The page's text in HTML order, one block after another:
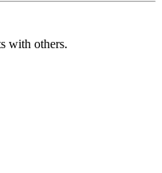
with others.